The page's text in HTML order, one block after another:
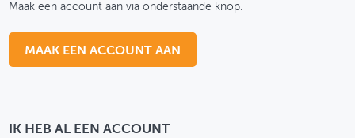
THEMASITES
Maak een account aan via onderstaande knop.
MAAK EEN ACCOUNT AAN
IK HEB AL EEN ACCOUNT